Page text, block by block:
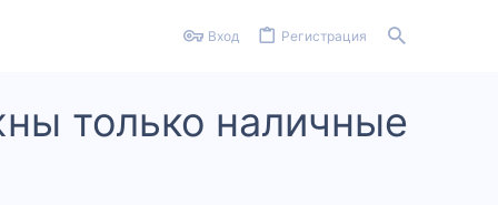
Вход Регистрация
только наличные